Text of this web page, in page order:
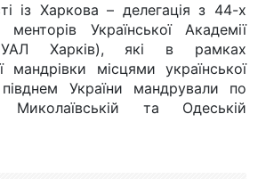
із Харкова – делегація з 44-х
менторів Української Академії
Харків), які в рамках
мандрівки місцями української
півднем України мандрували по
Миколаївській та Одеській